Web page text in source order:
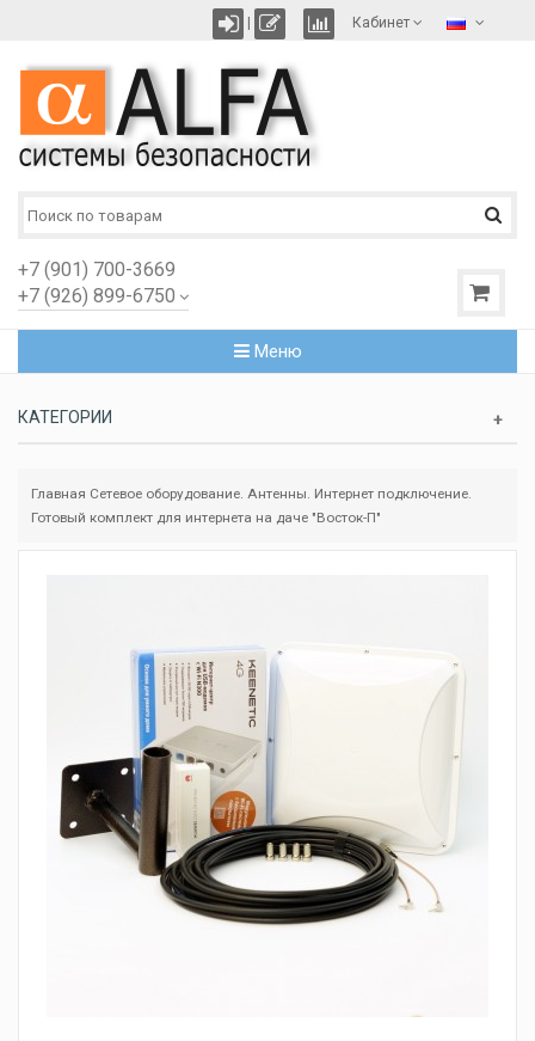
Кабинет
+7 (901) 700-3669
+7 (926) 899-6750
Меню
КАТЕГОРИИ
Главная Сетевое оборудование. Антенны. Интернет подключение.
Готовый комплект для интернета на даче "Восток-П"